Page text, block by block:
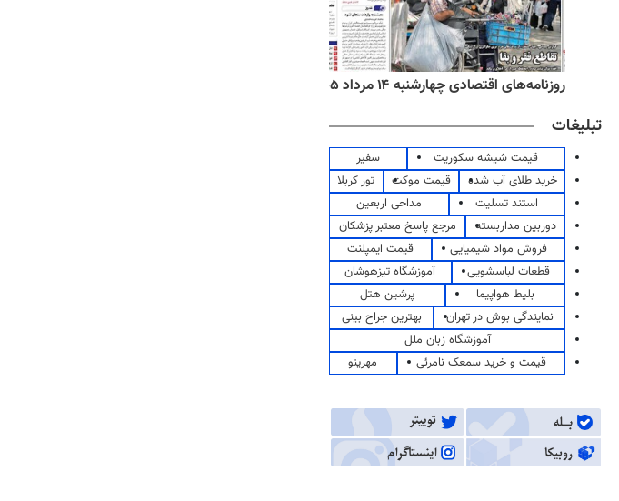
روزنامه‌های اقتصادی چهارشنبه ۱۴ مرداد ۱۴۰۵
تبلیغات
قیمت شیشه سکوریت
سفیر
خرید طلای آب شده
قیمت موکت
تور کربلا
استند تسلیت
مداحی اربعین
دوربین مداربسته
مرجع پاسخ معتبر پزشکان
فروش مواد شیمیایی
قیمت ایمپلنت
قطعات لباسشویی
آموزشگاه تیزهوشان
بلیط هواپیما
پرشین هتل
نمایندگی بوش در تهران
بهترین جراح بینی
آموزشگاه زبان ملل
قیمت و خرید سمعک نامرئی
مهرینو